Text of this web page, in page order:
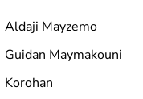
Aldaji Mayzemo
Guidan Maymakouni
Korohan